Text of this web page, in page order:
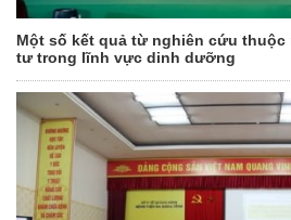
Một số kết quả từ nghiên cứu
tư trong lĩnh vực dinh dưỡng